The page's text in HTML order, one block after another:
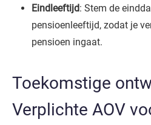
Eindleeftijd: Stem de
pensioenleeftijd, zodat je
pensioen ingaat.
Toekomstige
Verplichte AOV